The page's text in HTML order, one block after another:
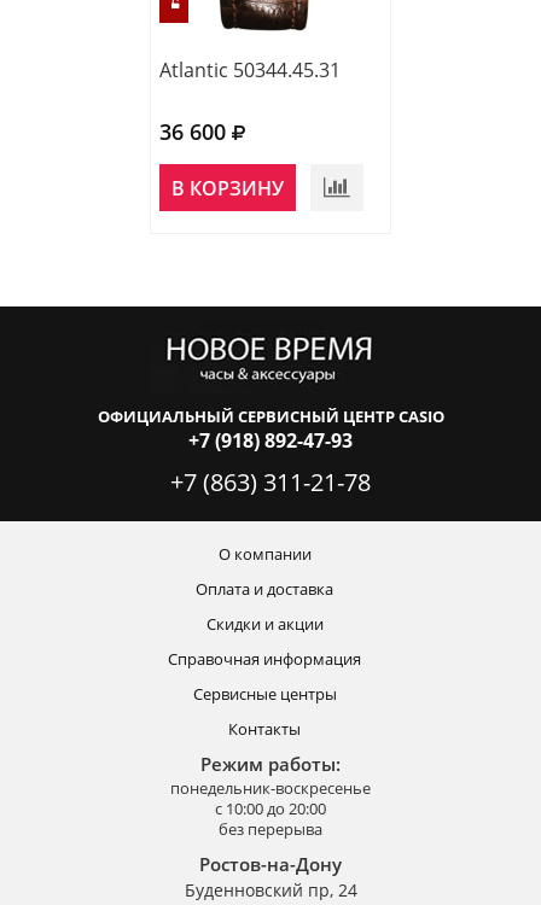
Atlantic 50344.45.31
36 600
В КОРЗИНУ
ОФИЦИАЛЬНЫЙ СЕРВИСНЫЙ ЦЕНТР CASIO
+7 (918) 892-47-93
+7 (863) 311-21-78
О компании
Оплата и доставка
Скидки и акции
Справочная информация
Сервисные центры
Контакты
Режим работы:
понедельник-воскресенье
с 10:00 до 20:00
без перерыва
Ростов-на-Дону
Буденновский пр, 24